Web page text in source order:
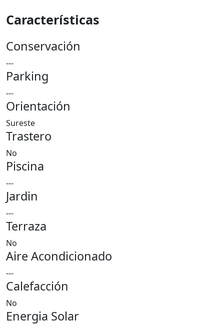
Características
Conservación
---
Parking
---
Orientación
Sureste
Trastero
No
Piscina
---
Jardin
---
Terraza
No
Aire Acondicionado
---
Calefacción
No
Energia Solar